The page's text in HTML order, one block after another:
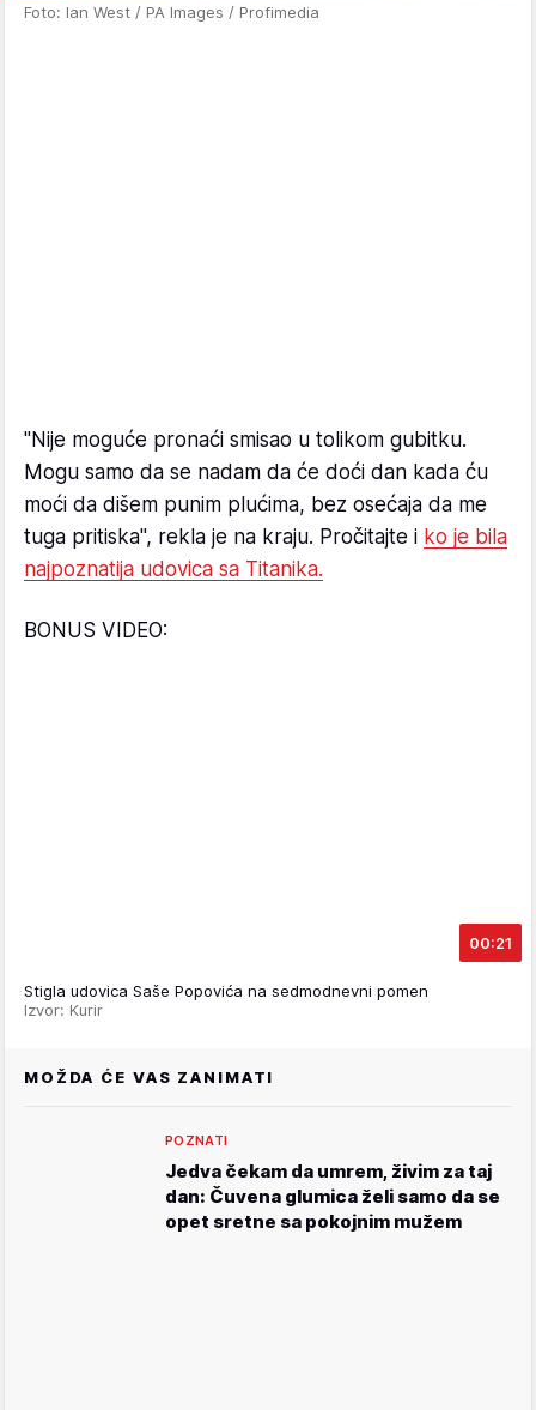
Foto: Ian West / PA Images / Profimedia
"Nije moguće pronaći smisao u tolikom gubitku.
Mogu samo da se nadam da će doći dan kada ću
moći da dišem punim plućima, bez osećaja da me
tuga pritiska", rekla je na kraju. Pročitajte i ko je bila
najpoznatija udovica sa Titanika.
BONUS VIDEO:
00:21
Stigla udovica Saše Popovića na sedmodnevni pomen
Izvor: Kurir
MOŽDA ĆE VAS ZANIMATI
POZNATI
Jedva čekam da umrem, živim za taj
dan: Čuvena glumica želi samo da se
opet sretne sa pokojnim mužem